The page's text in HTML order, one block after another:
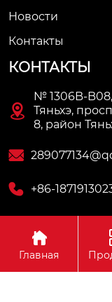
Новости
Контакты
КОНТАКТЫ

№ 1306B-
Тяньхэ,
8, район

 +86-
Авторское право©

Главная